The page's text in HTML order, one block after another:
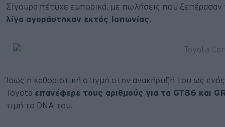
Σίγουρα πέτυχε εμπορικά, με πωλήσεις που ξεπέρασαν
λίγα αγοράστηκαν εκτός Ιαπωνίας.
Ίσως η καθοριστική στιγμή στην ανακήρυξή του ως
Toyota επανέφερε τους αριθμούς για τα GT86 και
τιμή το DNA του.